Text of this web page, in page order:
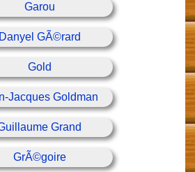
Garou
Danyel GÃ©rard
Gold
Jacques Goldman
Grand
GrÃ©goire